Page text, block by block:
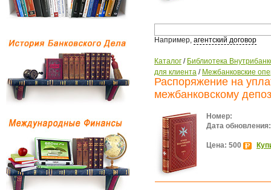
Например, агентский договор
Каталог / Библиотека
для клиента / Межбанковские
Распоряжение на
межбанковскому
Номер:
Дата обновления:
Цена: 500